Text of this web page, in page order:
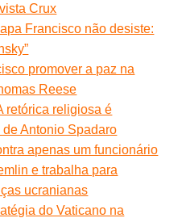
Crux
Francisco não desiste:
promover a paz na
Reese
retórica religiosa é
de Antonio Spadaro
apenas um funcionário
e trabalha para
ucranianas
do Vaticano na